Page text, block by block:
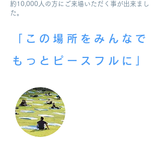
約10,000人の方にご来場いただく事が出来まし
た。
「この場所をみんなで
もっとピースフルに」